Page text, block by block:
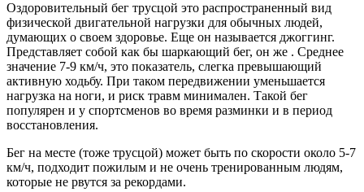
Оздоровительный бег трусцой это распространенный вид
физической двигательной нагрузки для обычных людей,
думающих о своем здоровье. Еще он называется джоггинг.
Представляет собой как бы шаркающий бег, он же . Среднее
значение 7-9 км/ч, это показатель, слегка превышающий
активную ходьбу. При таком передвижении уменьшается
нагрузка на ноги, и риск травм минимален. Такой бег
популярен и у спортсменов во время разминки и в период
восстановления.
Бег на месте (тоже трусцой) может быть по скорости около 5-7
км/ч, подходит пожилым и не очень тренированным людям,
которые не рвутся за рекордами.